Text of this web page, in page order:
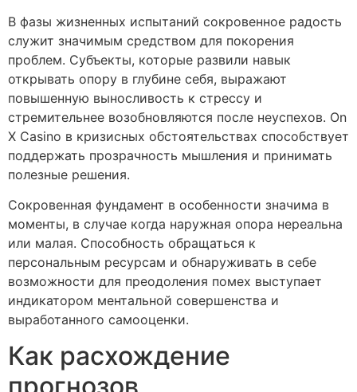
В фазы жизненных испытаний сокровенное радость
служит значимым средством для покорения
проблем. Субъекты, которые развили навык
открывать опору в глубине себя, выражают
повышенную выносливость к стрессу и
стремительнее возобновляются после неуспехов. On
X Casino в кризисных обстоятельствах способствует
поддержать прозрачность мышления и принимать
полезные решения.
Сокровенная фундамент в особенности значима в
моменты, в случае когда наружная опора нереальна
или малая. Способность обращаться к
персональным ресурсам и обнаруживать в себе
возможности для преодоления помех выступает
индикатором ментальной совершенства и
выработанного самооценки.
Как расхождение
прогнозов